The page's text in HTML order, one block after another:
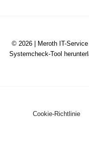
© 2026 | Meroth IT-
Systemcheck-Tool
Cookie-Richtlinie